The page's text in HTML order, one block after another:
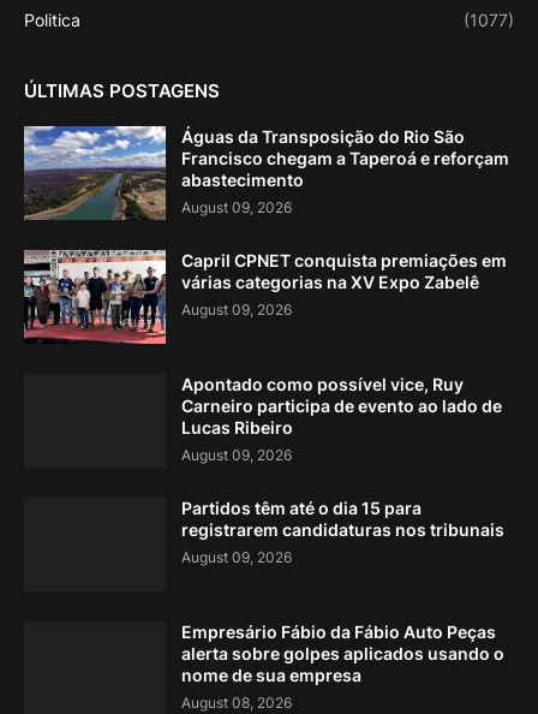
Politica (1077)
ÚLTIMAS POSTAGENS
Águas da Transposição do Rio São
Francisco chegam a Taperoá e reforçam
abastecimento
August 09, 2026
Capril CPNET conquista premiações em
várias categorias na XV Expo Zabelê
August 09, 2026
Apontado como possível vice, Ruy
Carneiro participa de evento ao lado de
Lucas Ribeiro
August 09, 2026
Partidos têm até o dia 15 para
registrarem candidaturas nos tribunais
August 09, 2026
Empresário Fábio da Fábio Auto Peças
alerta sobre golpes aplicados usando o
nome de sua empresa
August 08, 2026